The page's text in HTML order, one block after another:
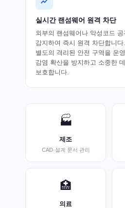
실시간 랜섬웨어 원격 차단
외부의 랜섬웨어나 악성코드
감지하여 즉시 원격 차단합니
별도의 격리된 안전 구역을 운
감염 확산을 방지하고 소중한
보호합니다.
🏭
제조
CAD·설계 문서 관리
🏥
의료